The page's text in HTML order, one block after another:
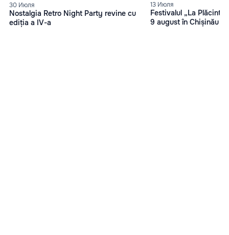
30 Июля
Nostalgia Retro Night Party revine cu
ediția a IV-a
13 Июля
Festivalul „La
9 august în Chișinău